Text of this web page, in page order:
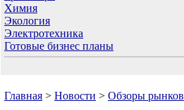
Химия
Экология
Электротехника
Готовые бизнес планы
Главная > Новости > Обзоры рынков